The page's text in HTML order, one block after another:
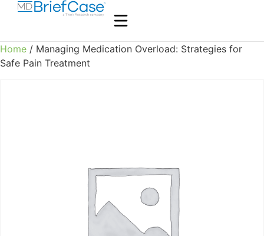
Home / Managing Medication Overload: Strategies for
Safe Pain Treatment